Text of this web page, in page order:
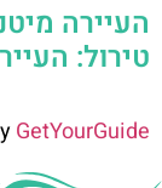
טירול:
GetYourGuide